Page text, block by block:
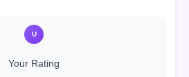
U
Your Rating